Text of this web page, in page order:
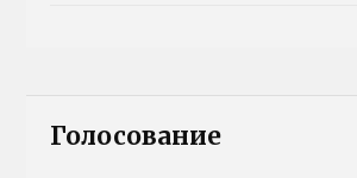
Голосование